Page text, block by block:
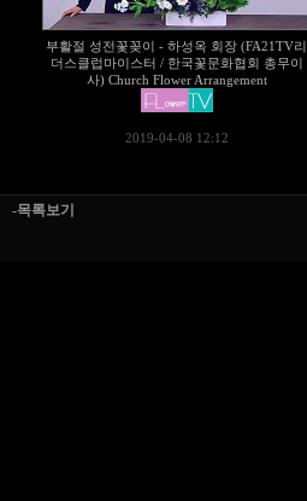
부활절 성전꽃꽂이 - 하성옥 회장 (FA21TV리
더스클럽마이스터 / 한국꽃문화협회 총무이
사) Church Flower Arrangement
2019-04-08 12:12
-목록보기